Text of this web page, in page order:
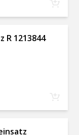
R 1213844